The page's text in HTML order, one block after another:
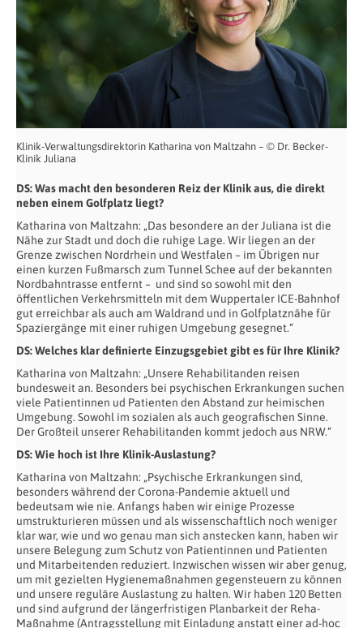
Klinik-Verwaltungsdirektorin Katharina von Maltzahn – © Dr. Becker-
Klinik Juliana
DS: Was macht den besonderen Reiz der Klinik aus, die direkt
neben einem Golfplatz liegt?
Katharina von Maltzahn: „Das besondere an der Juliana ist die
Nähe zur Stadt und doch die ruhige Lage. Wir liegen an der
Grenze zwischen Nordrhein und Westfalen – im Übrigen nur
einen kurzen Fußmarsch zum Tunnel Schee auf der bekannten
Nordbahntrasse entfernt – und sind so sowohl mit den
öffentlichen Verkehrsmitteln mit dem Wuppertaler ICE-Bahnhof
gut erreichbar als auch am Waldrand und in Golfplatznähe für
Spaziergänge mit einer ruhigen Umgebung gesegnet.“
DS: Welches klar definierte Einzugsgebiet gibt es für Ihre Klinik?
Katharina von Maltzahn: „Unsere Rehabilitanden reisen
bundesweit an. Besonders bei psychischen Erkrankungen suchen
viele Patientinnen ud Patienten den Abstand zur heimischen
Umgebung. Sowohl im sozialen als auch geografischen Sinne.
Der Großteil unserer Rehabilitanden kommt jedoch aus NRW.“
DS: Wie hoch ist Ihre Klinik-Auslastung?
Katharina von Maltzahn: „Psychische Erkrankungen sind,
besonders während der Corona-Pandemie aktuell und
bedeutsam wie nie. Anfangs haben wir einige Prozesse
umstrukturieren müssen und als wissenschaftlich noch weniger
klar war, wie und wo genau man sich anstecken kann, haben wir
unsere Belegung zum Schutz von Patientinnen und Patienten
und Mitarbeitenden reduziert. Inzwischen wissen wir aber genug,
um mit gezielten Hygienemaßnahmen gegensteuern zu können
und unsere reguläre Auslastung zu halten. Wir haben 120 Betten
und sind aufgrund der längerfristigen Planbarkeit der Reha-
Maßnahme (Antragsstellung mit Einladung anstatt einer ad-hoc